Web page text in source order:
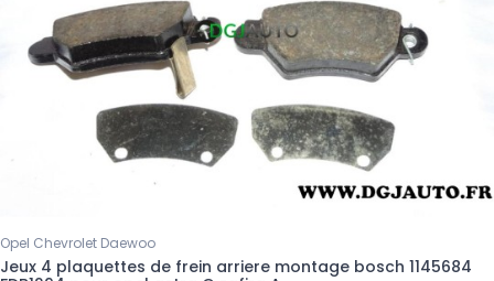
Opel Chevrolet Daewoo
Jeux 4 plaquettes de frein arriere montage bosch 1145684